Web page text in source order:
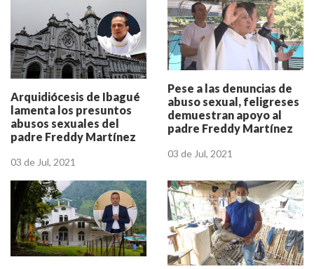
Arquidiócesis de Ibagué
lamenta los presuntos
abusos sexuales del
padre Freddy Martínez
03 de Jul, 2021
Pese a las denuncias de
abuso sexual, feligreses
demuestran apoyo al
padre Freddy Martínez
03 de Jul, 2021